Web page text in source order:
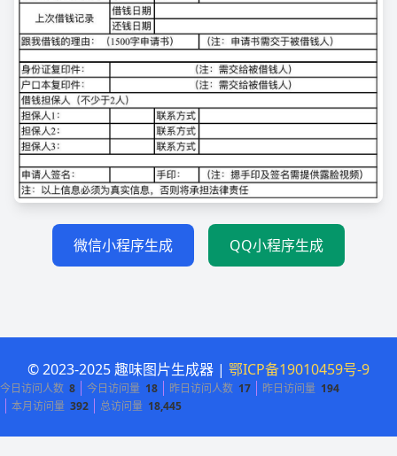
微信小程序生成 QQ小程序生成
© 2023-2025 趣味图片生成器 | 鄂ICP备19010459号-9
今日访问人数 8 今日访问量 18 昨日访问人数 17 昨日访问量 194
本月访问量 392 总访问量 18,445